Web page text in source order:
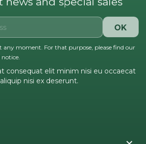
any moment. For that purpose, please find our
consequat elit minim nisi eu occaecat
nisi ex deserunt.